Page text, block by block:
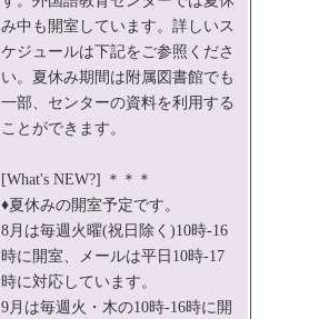
み中も開室しています。詳しいス
ケジュールは下記をご参照くださ
い。夏休み期間は附属図書館でも
一部、センターの資料を利用する
ことができます。
[What's NEW?] ＊＊＊
♦夏休みの開室予定です。
8月は毎週火曜(祝日除く)10時-16
時に開室、メールは平日10時-17
時に対応しています。
9月は毎週火・木の10時-16時に開